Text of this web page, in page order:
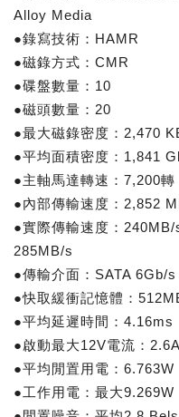
Alloy Media
●錄寫技術：HAMR
●磁錄方式：CMR
●碟盤數量：10
●磁頭數量：20
●最大磁錄密度：2,470
●平均面積密度：1,841
●主軸馬達轉速：7,200轉
●內部傳輸速度：2,852
●實際傳輸速度：
285MB/s
●傳輸介面：SATA 6Gb/s
●快取緩衝記憶體：
●平均延遲時間：4.16ms
●啟動最大12V電流：2.6A
●平均閒置用電：6.763W
●工作用電：最大9.269W